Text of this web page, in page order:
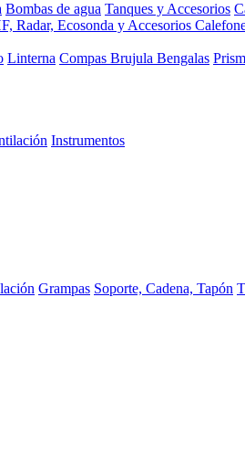
Bombas de agua Tanques y Accesorios
Radar, Ecosonda y Accesorios
Linterna Compas Brujula Bengalas
Instrumentos
Grampas Soporte, Cadena, Tapón